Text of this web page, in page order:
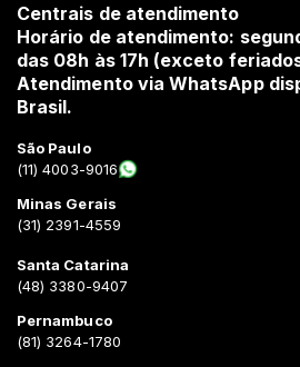
Centrais de atendimento
Horário de atendimento:
das 08h às 17h (exceto
Atendimento via WhatsApp
Brasil.
São Paulo
(11) 4003-9016
Minas Gerais
(31) 2391-4559
Santa Catarina
(48) 3380-9407
Pernambuco
(81) 3264-1780